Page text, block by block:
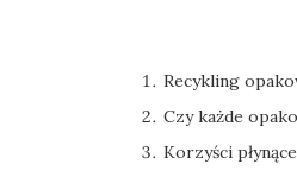
Recykling
Czy każde
Korzyści